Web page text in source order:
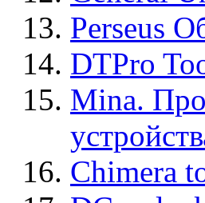
Perseus
DTPro
Mina.
Chimera